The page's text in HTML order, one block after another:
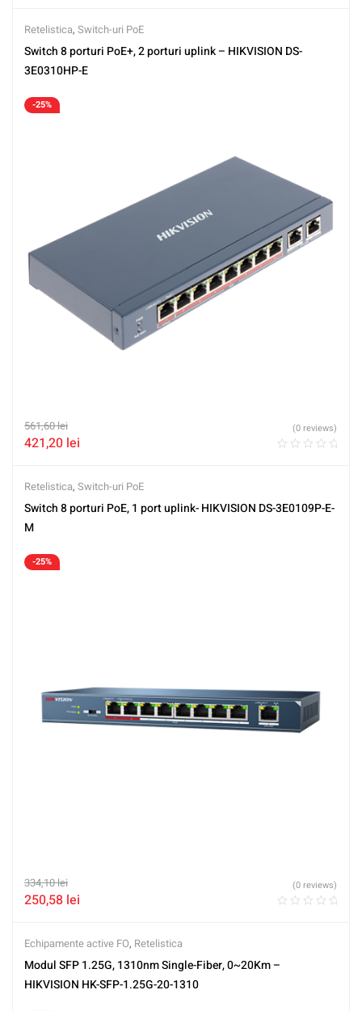
Retelistica, Switch-uri PoE
Switch 8 porturi PoE+, 2 porturi uplink – HIKVISION DS-
3E0310HP-E
-25%
561,60lei
421,20 lei
(0 reviews)
Retelistica, Switch-uri PoE
Switch 8 porturi PoE, 1 port uplink- HIKVISION DS-3E0109P-E-
M
-25%
334,10lei
250,58 lei
(0 reviews)
Echipamente active FO, Retelistica
Modul SFP 1.25G, 1310nm Single-Fiber, 0~20Km –
HIKVISION HK-SFP-1.25G-20-1310